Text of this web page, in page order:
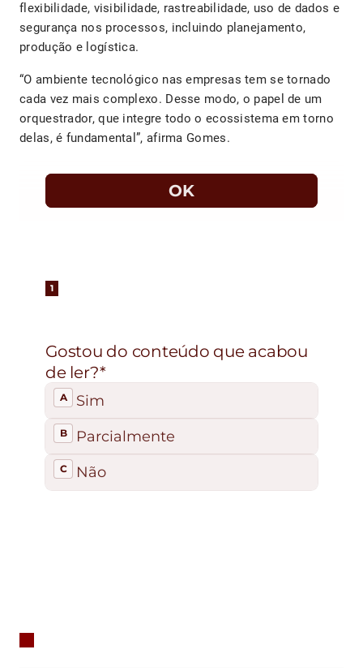
flexibilidade, visibilidade, rastreabilidade, uso de dados e
segurança nos processos, incluindo planejamento,
produção e logística.
“O ambiente tecnológico nas empresas tem se tornado
cada vez mais complexo. Desse modo, o papel de um
orquestrador, que integre todo o ecossistema em torno
delas, é fundamental”, afirma Gomes.